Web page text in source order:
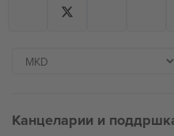
Канцеларии и